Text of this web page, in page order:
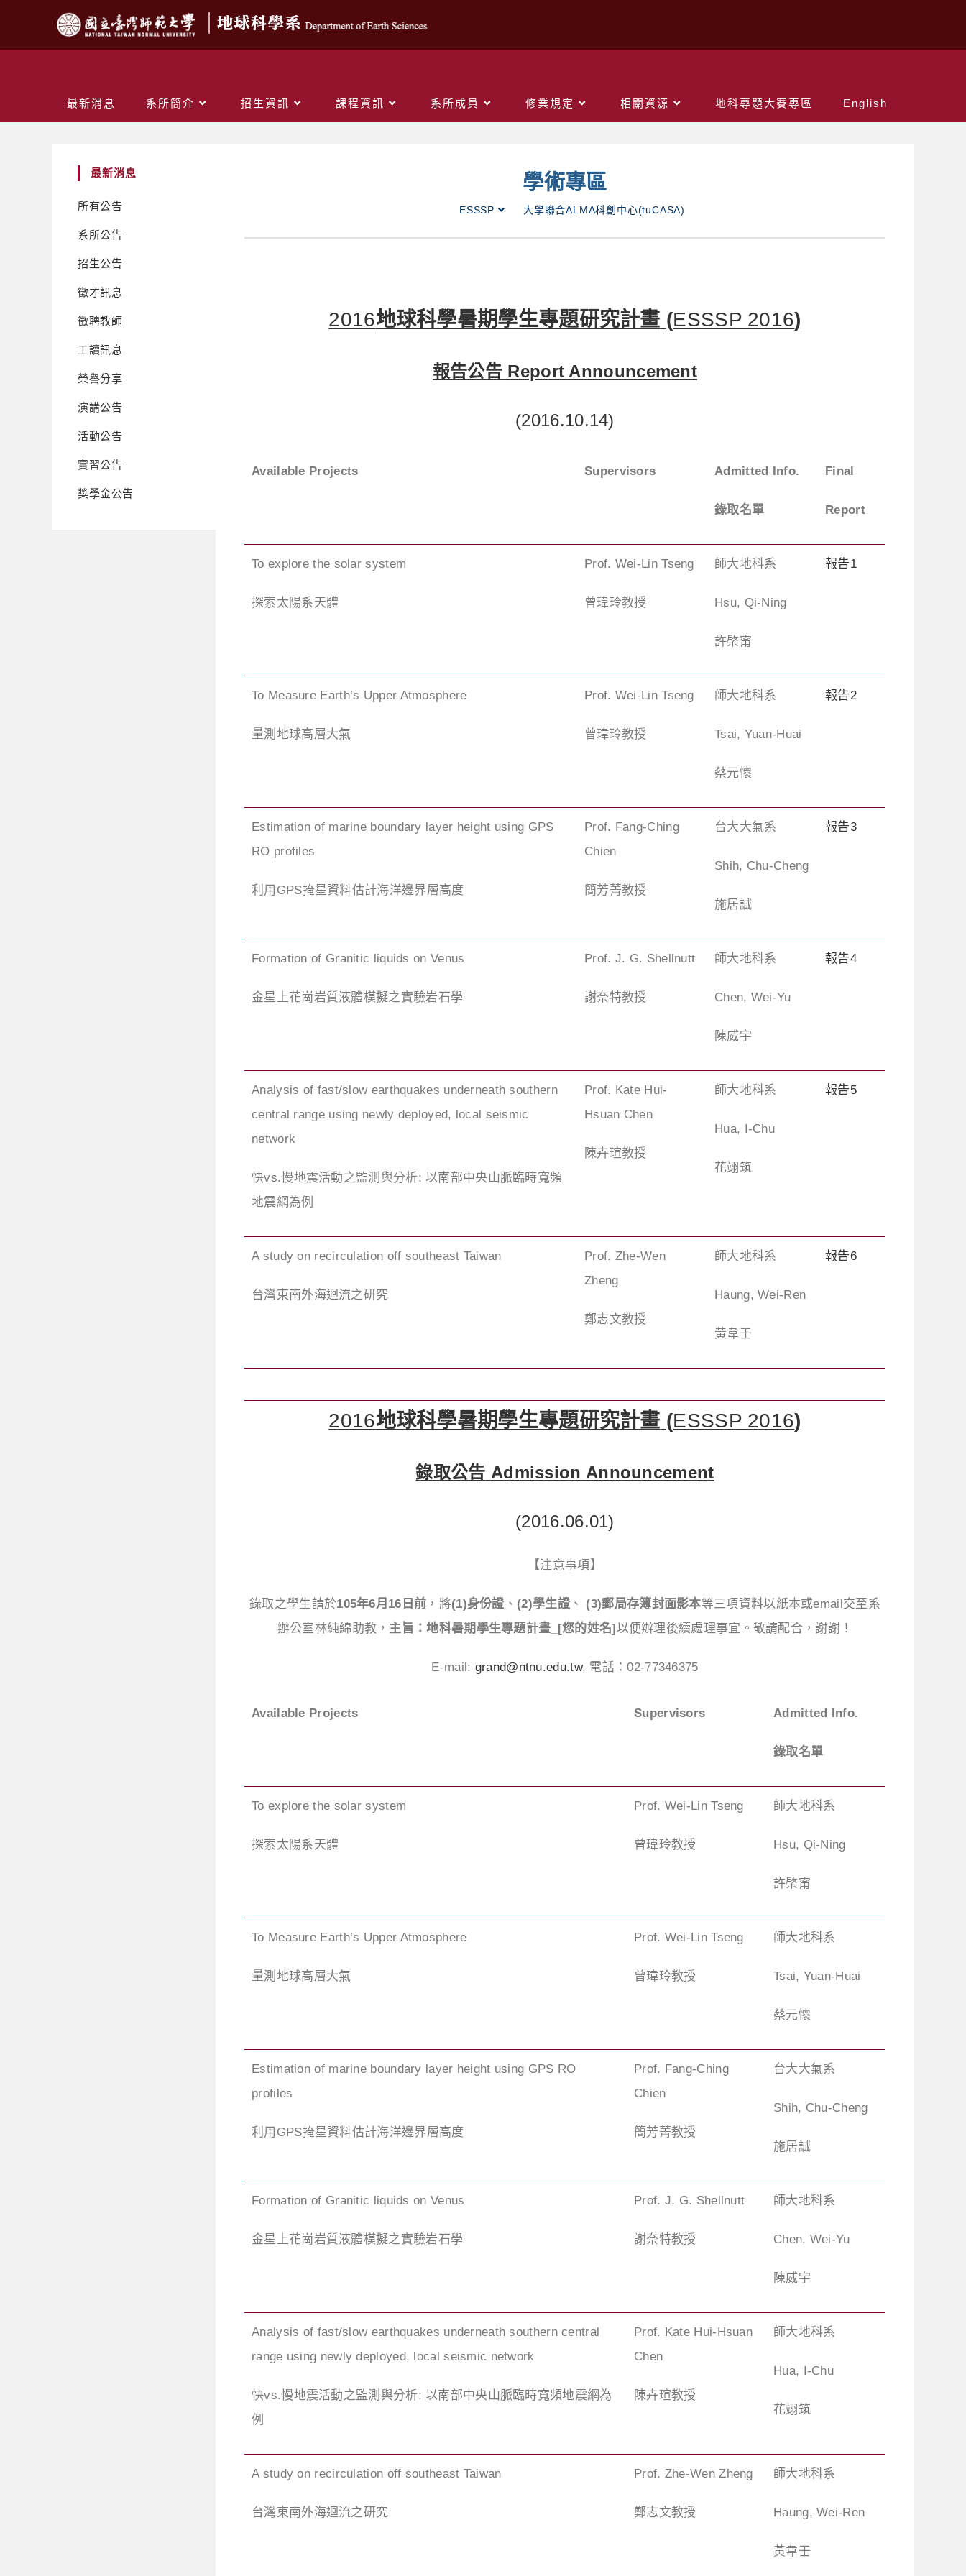
最新消息 系所簡介 招生資訊 課程資訊 系所成員 修業規定 相關資源 地科專題大賽專區 English
最新消息
所有公告
系所公告
招生公告
徵才訊息
徵聘教師
工讀訊息
榮譽分享
演講公告
活動公告
實習公告
獎學金公告
學術專區
ESSSP 大學聯合ALMA科創中心(tuCASA)
2016地球科學暑期學生專題研究計畫 (ESSSP 2016)
報告公告 Report Announcement
(2016.10.14)
Available Projects Supervisors Admitted Info.
錄取名單
Final
Report
To explore the solar system
探索太陽系天體
Prof. Wei-Lin Tseng
曾瑋玲教授
師大地科系
Hsu, Qi-Ning
許棨甯
報告1
To Measure Earth’s Upper Atmosphere
量測地球高層大氣
Prof. Wei-Lin Tseng
曾瑋玲教授
師大地科系
Tsai, Yuan-Huai
蔡元懷
報告2
Estimation of marine boundary layer height using GPS
RO profiles
利用GPS掩星資料估計海洋邊界層高度
Prof. Fang-Ching
Chien
簡芳菁教授
台大大氣系
Shih, Chu-Cheng
施居誠
報告3
Formation of Granitic liquids on Venus
金星上花崗岩質液體模擬之實驗岩石學
Prof. J. G. Shellnutt
謝奈特教授
師大地科系
Chen, Wei-Yu
陳威宇
報告4
Analysis of fast/slow earthquakes underneath southern
central range using newly deployed, local seismic
network
快vs.慢地震活動之監測與分析: 以南部中央山脈臨時寬頻
地震網為例
Prof. Kate Hui-
Hsuan Chen
陳卉瑄教授
師大地科系
Hua, I-Chu
花翊筑
報告5
A study on recirculation off southeast Taiwan
台灣東南外海迴流之研究
Prof. Zhe-Wen
Zheng
鄭志文教授
師大地科系
Haung, Wei-Ren
黃韋壬
報告6
2016地球科學暑期學生專題研究計畫 (ESSSP 2016)
錄取公告 Admission Announcement
(2016.06.01)
【注意事項】
錄取之學生請於105年6月 16 日前 ，將(1)身份證 、 (2)學生證、 (3)郵局存簿封面影本等三項資料以紙本或email交至系
辦公室林純綿助教， 主旨：地科暑期學生專題計畫 _[您的姓名] 以便辦理後續處理事宜。敬請配合，謝謝！
E-mail: grand@ntnu.edu.tw, 電話：02-77346375
Available Projects Supervisors Admitted Info.
錄取名單
To explore the solar system
探索太陽系天體
Prof. Wei-Lin Tseng
曾瑋玲教授
師大地科系
Hsu, Qi-Ning
許棨甯
To Measure Earth’s Upper Atmosphere
量測地球高層大氣
Prof. Wei-Lin Tseng
曾瑋玲教授
師大地科系
Tsai, Yuan-Huai
蔡元懷
Estimation of marine boundary layer height using GPS RO
profiles
利用GPS掩星資料估計海洋邊界層高度
Prof. Fang-Ching
Chien
簡芳菁教授
台大大氣系
Shih, Chu-Cheng
施居誠
Formation of Granitic liquids on Venus
金星上花崗岩質液體模擬之實驗岩石學
Prof. J. G. Shellnutt
謝奈特教授
師大地科系
Chen, Wei-Yu
陳威宇
Analysis of fast/slow earthquakes underneath southern central
range using newly deployed, local seismic network
快vs.慢地震活動之監測與分析: 以南部中央山脈臨時寬頻地震網為
例
Prof. Kate Hui-Hsuan
Chen
陳卉瑄教授
師大地科系
Hua, I-Chu
花翊筑
A study on recirculation off southeast Taiwan
台灣東南外海迴流之研究
Prof. Zhe-Wen Zheng
鄭志文教授
師大地科系
Haung, Wei-Ren
黃韋壬